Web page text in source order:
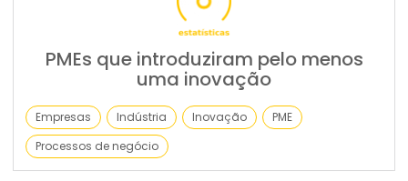
PMEs que introduziram pelo menos
uma inovação
Empresas Indústria Inovação
PME
Processos de negócio